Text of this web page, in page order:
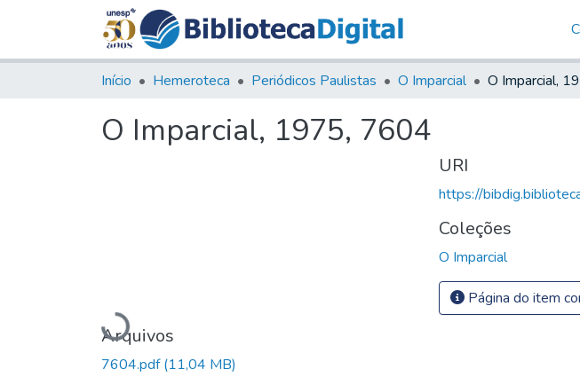
Início Hemeroteca Periódicos Paulistas O Imparcial O Imparcial,
O Imparcial, 1975, 7604
Carregando...
Arquivos
7604.pdf(11,04 MB)
URI
https://
Coleções
O Imparcial
Página do item